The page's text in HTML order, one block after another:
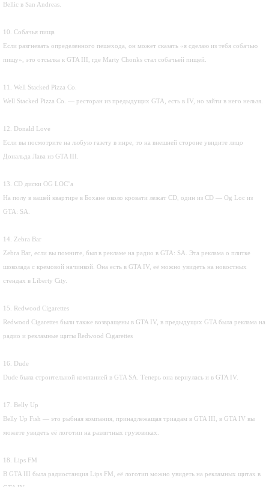
Bellic в San Andreas.
10. Собачья пища
Если разгневать определенного пешехода, он может сказать «я сделаю из тебя собачью
пищу», это отсылка к GTA III, где Marty Chonks стал собачьей пищей.
11. Well Stacked Pizza Co.
Well Stacked Pizza Co. — ресторан из предыдущих GTA, есть в IV, но зайти в него нельзя.
12. Donald Love
Если вы посмотрите на любую газету в инре, то на внешней стороне увидите лицо
Дональда Лава из GTA III.
13. СD диски OG LOC’а
На полу в вашей квартире в Бохане около кровати лежат CD, один из CD — Og Loc из
GTA: SA.
14. Zebra Bar
Zebra Bar, если вы помните, был в рекламе на радио в GTA: SA. Эта реклама о плитке
шоколада с кремовой начинкой. Она есть в GTA IV, её можно увидеть на новостных
стендах в Liberty City.
15. Redwood Cigarettes
Redwood Cigarettes были также возвращены в GTA IV, в предыдущих GTA была реклама на
радио и рекламные щиты Redwood Cigarettes
16. Dude
Dude была строительной компанией в GTA SA. Теперь она вернулась и в GTA IV.
17. Belly Up
Belly Up Fish — это рыбная компания, принадлежащая триадам в GTA III, в GTA IV вы
можете увидеть её логотип на различных грузовиках.
18. Lips FM
В GTA III была радиостанция Lips FM, её логотип можно увидеть на рекламных щитах в